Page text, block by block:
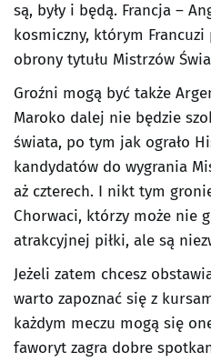
są, były i będą. Francja –
kosmiczny, którym
obrony tytułu Mistrzów
Groźni mogą być także
Maroko dalej nie będzie
świata, po tym jak ograło
kandydatów do wygrania
aż czterech. I nikt tym
Chorwaci, którzy może nie
atrakcyjnej piłki, ale są
Jeżeli zatem chcesz
warto zapoznać się z
każdym meczu mogą się
faworyt zagra dobre